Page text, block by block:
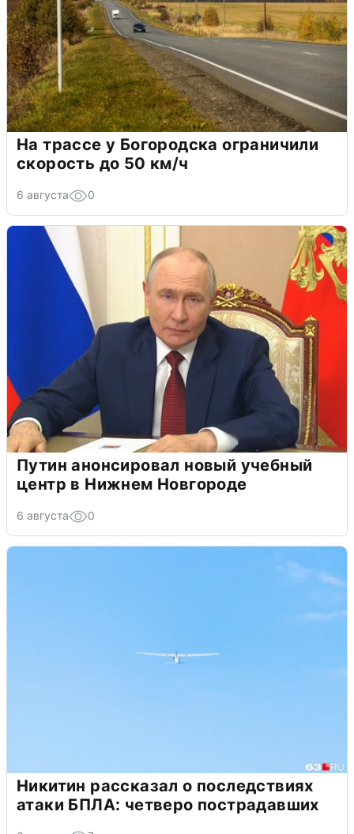
На трассе у Богородска ограничили
скорость до 50 км/ч
6 августа 0
Путин анонсировал новый учебный
центр в Нижнем Новгороде
6 августа 0
Никитин рассказал о последствиях
атаки БПЛА: четверо пострадавших